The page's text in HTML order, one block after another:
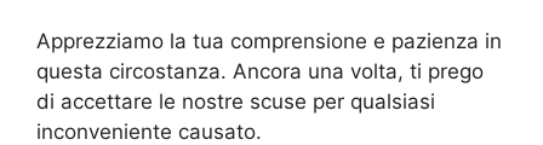
Apprezziamo la tua comprensione e pazienza in
questa circostanza. Ancora una volta, ti prego
di accettare le nostre scuse per qualsiasi
inconveniente causato.